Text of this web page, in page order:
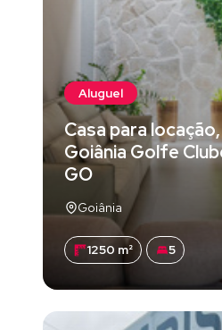
Aluguel
Casa para
Goiânia Golfe
GO
Goiânia
1250 m² 5